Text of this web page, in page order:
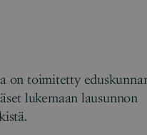
on toimitetty
lukemaan lausunnon